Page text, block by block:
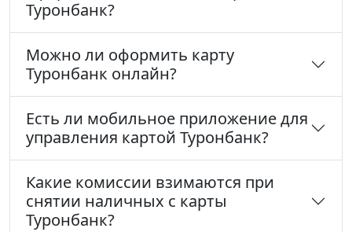
Туронбанк?
Можно ли оформить карту
Туронбанк онлайн?
Есть ли мобильное приложение для
управления картой Туронбанк?
Какие комиссии взимаются при
снятии наличных с карты
Туронбанк?